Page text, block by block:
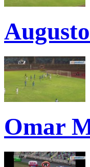
Omar